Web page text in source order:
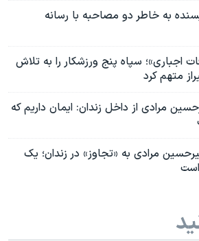
به خاطر دو مصاحبه با رسانه
اجباری»؛ سپاه پنج ورزشکار را به تلاش
متهم کرد
مرادی از داخل زندان: ایمان داریم که
مرادی به «تجاوز» در زندان؛ یک
است